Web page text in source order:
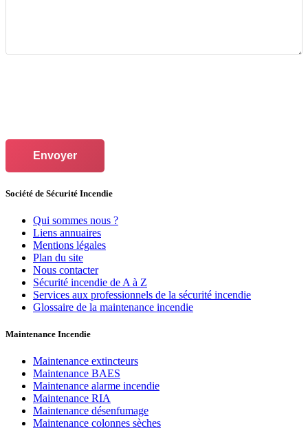
Envoyer
Société de Sécurité Incendie
Qui sommes nous ?
Liens annuaires
Mentions légales
Plan du site
Nous contacter
Sécurité incendie de A à Z
Services aux professionnels de la sécurité incendie
Glossaire de la maintenance incendie
Maintenance Incendie
Maintenance extincteurs
Maintenance BAES
Maintenance alarme incendie
Maintenance RIA
Maintenance désenfumage
Maintenance colonnes sèches